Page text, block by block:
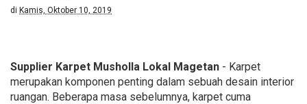
di Kamis, Oktober 10, 2019
Supplier Karpet Musholla Lokal Magetan - Karpet
merupakan komponen penting dalam sebuah desain interior
ruangan. Beberapa masa sebelumnya, karpet cuma